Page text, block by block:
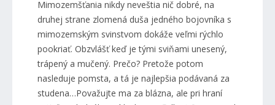
Mimozemšťania nikdy neveštia nič dobré, na
druhej strane zlomená duša jedného bojovníka s
mimozemským svinstvom dokáže veľmi rýchlo
pookriať. Obzvlášť keď je tými sviňami unesený,
trápený a mučený. Prečo? Pretože potom
nasleduje pomsta, a tá je najlepšia podávaná za
studena…Považujte ma za blázna, ale pri hraní